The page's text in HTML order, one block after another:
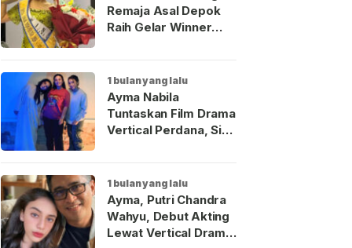
Remaja Asal Depok
Raih Gelar Winner
1 bulan yang lalu
Ayma Nabila
Tuntaskan Film Drama
Vertical Perdana, Siap
Indonesia
1 bulan yang lalu
Ayma, Putri Chandra
Wahyu, Debut Akting
Lewat Vertical Drama